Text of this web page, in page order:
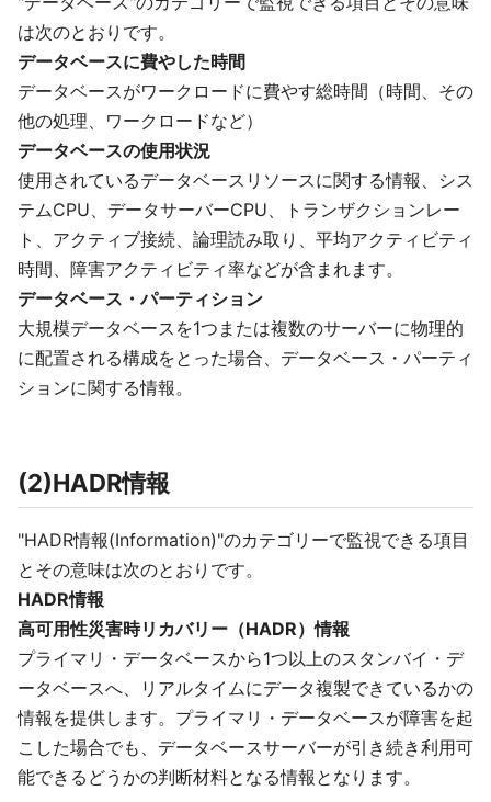
は次のとおりです。
データベースに費やした時間
データベースがワークロードに費やす総時間（時間、その
他の処理、ワークロードなど）
データベースの使用状況
使用されているデータベースリソースに関する情報、シス
テムCPU、データサーバーCPU、トランザクションレー
ト、アクティブ接続、論理読み取り、平均アクティビティ
時間、障害アクティビティ率などが含まれます。
データベース・パーティション
大規模データベースを1つまたは複数のサーバーに物理的
に配置される構成をとった場合、データベース・パーティ
ションに関する情報。
(2)HADR情報
"HADR情報(Information)"のカテゴリーで監視できる項目
とその意味は次のとおりです。
HADR情報
高可用性災害時リカバリー（HADR）情報
プライマリ・データベースから1つ以上のスタンバイ・デ
ータベースへ、リアルタイムにデータ複製できているかの
情報を提供します。プライマリ・データベースが障害を起
こした場合でも、データベースサーバーが引き続き利用可
能できるどうかの判断材料となる情報となります。